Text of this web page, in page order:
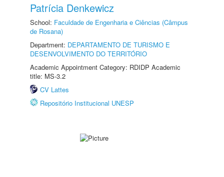
Patrícia Denkewicz
School: Faculdade de Engenharia e Ciências (Câmpus
de Rosana)
Department: DEPARTAMENTO DE TURISMO E
DESENVOLVIMENTO DO TERRITÓRIO
Academic Appointment Category: RDIDP Academic
title: MS-3.2
CV Lattes
Repositório Institucional UNESP